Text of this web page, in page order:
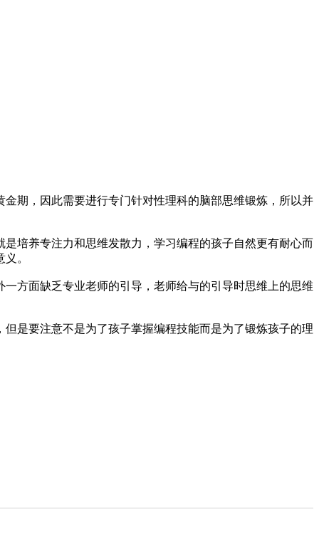
期，因此需要进行专门针对性理科的脑部思维锻炼，所以并
培养专注力和思维发散力，学习编程的孩子自然更有耐心而
。
方面缺乏专业老师的引导，老师给与的引导时思维上的思维
是要注意不是为了孩子掌握编程技能而是为了锻炼孩子的理